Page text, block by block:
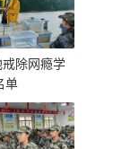
除网瘾学
单